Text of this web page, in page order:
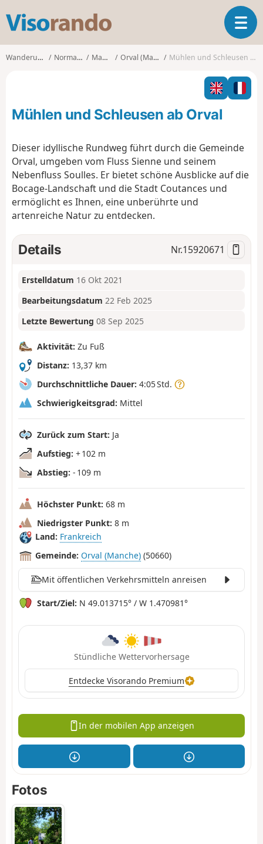
s
o
T
o
l
n
g
t
Wanderungen Normandie Manche Orval (Manche) Mühlen und Schleusen ab Orval
Mühlen und Schleusen ab Orval
Dieser idyllische Rundweg führt durch die Gemeinde
Orval, umgeben vom Fluss Sienne und seinem
Nebenfluss Soulles. Er bietet schöne Ausblicke auf die
Bocage-Landschaft und die Stadt Coutances und
ermöglicht es Ihnen, eine unberührte und
artenreiche Natur zu entdecken.
Details Nr.15920671
Erstelldatum 16 Okt 2021
Bearbeitungsdatum 22 Feb 2025
Letzte Bewertung 08 Sep 2025
Aktivität: Zu Fuß
Distanz: 13,37 km
Durchschnittliche Dauer: 4:05 Std.
Schwierigkeitsgrad: Mittel
Zurück zum Start: Ja
Aufstieg: + 102 m
Abstieg: - 109 m
Höchster Punkt: 68 m
Niedrigster Punkt: 8 m
Land: Frankreich
Gemeinde: Orval (Manche) (50660)
Mit öffentlichen Verkehrsmitteln anreisen
Start/Ziel: N 49.013715° / W 1.470981°
Stündliche Wettervorhersage
Entdecke Visorando Premium
In der mobilen App anzeigen
Fotos